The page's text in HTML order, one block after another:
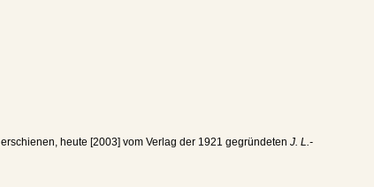
heute [2003] vom Verlag der 1921 gegründeten J. L.-